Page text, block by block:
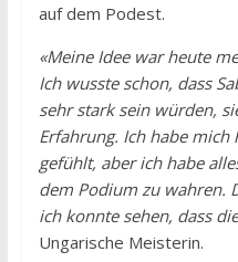
auf dem Podest.
«Meine Idee war heute
Ich wusste schon, dass
sehr stark sein würden,
Erfahrung. Ich habe mich
gefühlt, aber ich habe
dem Podium zu wahren.
ich konnte sehen, dass
Ungarische Meisterin.